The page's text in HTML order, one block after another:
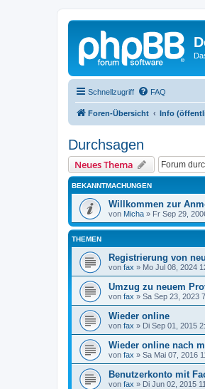
Schnellzugriff FAQ
Foren-Übersicht Info
Durchsagen
Neues Thema
BEKANNTMACHUNGEN
Willkommen zur
von Micha » Fr Sep 29,
THEMEN
Registrierung von
von fax » Mo Jul 08, 2024
Umzug zu neuem
von fax » Sa Sep 23, 2023
Wieder online
von fax » Di Sep 01, 2015
Wieder online nach
von fax » Sa Mai 07, 2016
Benutzerkonto mit
von fax » Di Jun 02, 2015